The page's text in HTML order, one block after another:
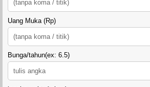
Uang Muka (Rp)
Bunga/tahun(ex: 6.5)